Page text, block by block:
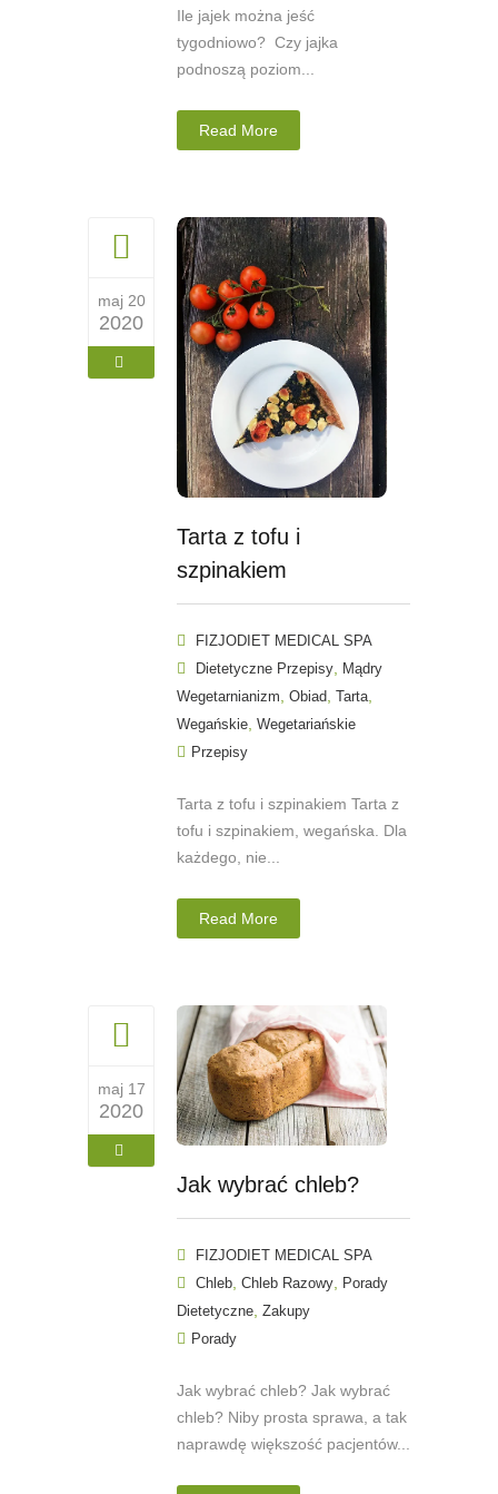
Ile jajek można jeść
tygodniowo? Czy jajka
podnoszą poziom...
Read More
maj 20
2020
Tarta z tofu i
szpinakiem
FIZJODIET MEDICAL SPA
Dietetyczne Przepisy, Mądry
Wegetarnianizm, Obiad, Tarta,
Wegańskie, Wegetariańskie
Przepisy
Tarta z tofu i szpinakiem Tarta z
tofu i szpinakiem, wegańska. Dla
każdego, nie...
Read More
maj 17
2020
Jak wybrać chleb?
FIZJODIET MEDICAL SPA
Chleb, Chleb Razowy, Porady
Dietetyczne, Zakupy
Porady
Jak wybrać chleb? Jak wybrać
chleb? Niby prosta sprawa, a tak
naprawdę większość pacjentów...